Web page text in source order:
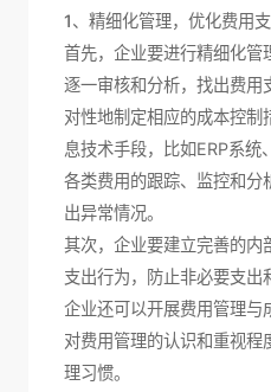
1、精细化管理，优化费用
首先，企业要进行精细化管
逐一审核和分析，找出费用
对性地制定相应的成本控制
息技术手段，比如ERP系
各类费用的跟踪、监控和分
出异常情况。
其次，企业要建立完善的内
支出行为，防止非必要支出
企业还可以开展费用管理与
对费用管理的认识和重视程
理习惯。